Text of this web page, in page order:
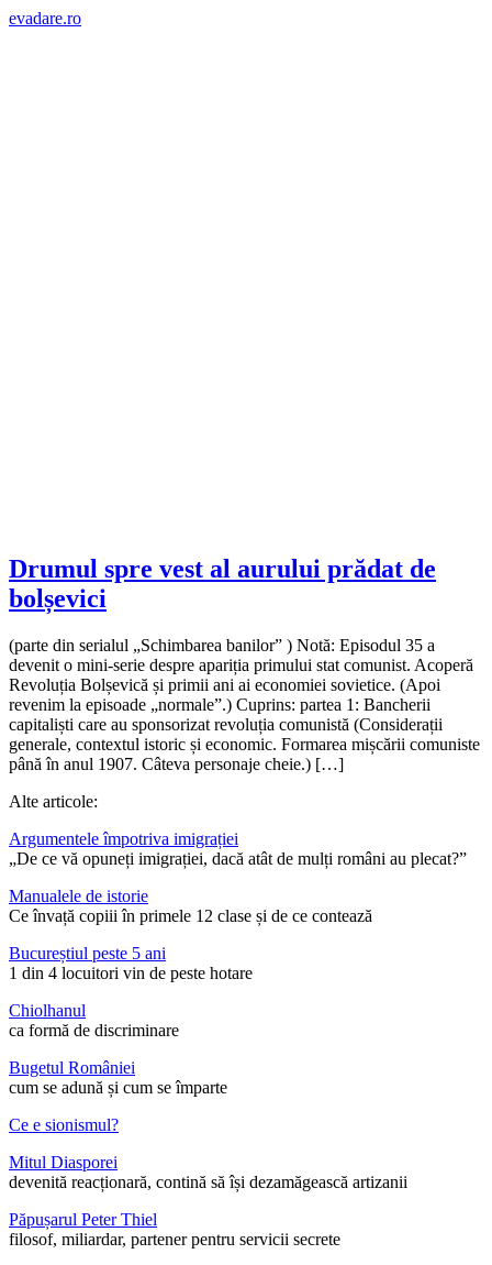
evadare.ro
Drumul spre vest al aurului prădat de
bolșevici
(parte din serialul „Schimbarea banilor” ) Notă: Episodul 35 a
devenit o mini-serie despre apariția primului stat comunist. Acoperă
Revoluția Bolșevică și primii ani ai economiei sovietice. (Apoi
revenim la episoade „normale”.) Cuprins: partea 1: Bancherii
capitaliști care au sponsorizat revoluția comunistă (Considerații
generale, contextul istoric și economic. Formarea mișcării comuniste
până în anul 1907. Câteva personaje cheie.) […]
Alte articole:
Argumentele împotriva imigrației
„De ce vă opuneți imigrației, dacă atât de mulți români au plecat?”
Manualele de istorie
Ce învață copiii în primele 12 clase și de ce contează
Bucureștiul peste 5 ani
1 din 4 locuitori vin de peste hotare
Chiolhanul
ca formă de discriminare
Bugetul României
cum se adună și cum se împarte
Ce e sionismul?
Mitul Diasporei
devenită reacționară, contină să își dezamăgească artizanii
Păpușarul Peter Thiel
filosof, miliardar, partener pentru servicii secrete